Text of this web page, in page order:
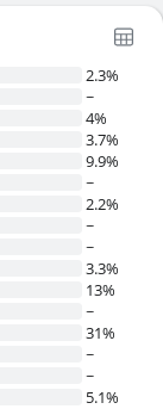
2.3%
~
4%
3.7%
9.9%
~
2.2%
~
~
3.3%
13%
~
31%
~
~
5.1%